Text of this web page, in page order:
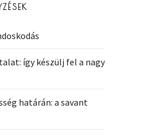
így készülj fel a nagy
határán: a savant